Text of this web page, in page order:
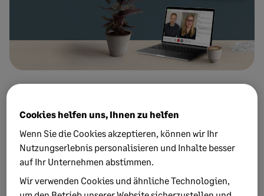
2026: Alle neuen Gesetze
immer im Blick
Bleiben Sie informiert – mit unserem
Newsletter 1x im Monat
Cookies helfen uns, Ihnen zu helfen
Wenn Sie die Cookies akzeptieren, können wir Ihr
Nutzungserlebnis personalisieren und Inhalte besser
auf Ihr Unternehmen abstimmen.
Wir verwenden Cookies und ähnliche Technologien,